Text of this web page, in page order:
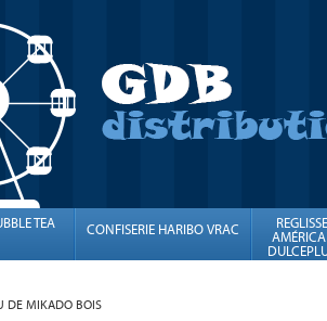
TEA CONFISERIE HARIBO VRAC
FINI
DE MIKADO BOIS